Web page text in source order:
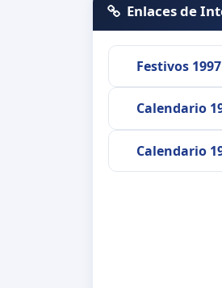
Enlaces de
Festivos 1997
Calendario
Calendario